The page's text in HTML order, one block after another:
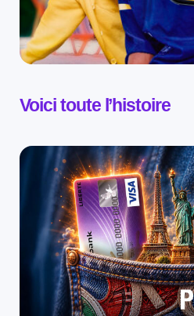
Voici toute l’histoire